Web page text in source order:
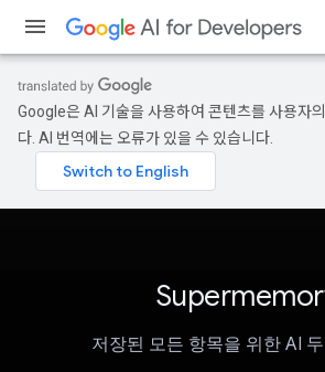
Google은 AI 기술을 사용하여 콘텐츠를 사용자
다. AI 번역에는 오류가 있을 수 있습니다.
저장된 모든 항목을 위한 AI